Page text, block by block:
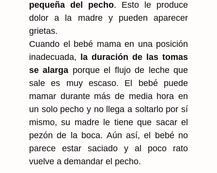
pequeña del pecho. Esto le produce
dolor a la madre y pueden aparecer
grietas.
Cuando el bebé mama en una posición
inadecuada, la duración de las tomas
se alarga porque el flujo de leche que
sale es muy escaso. El bebé puede
mamar durante más de media hora en
un solo pecho y no llega a soltarlo por sí
mismo, su madre le tiene que sacar el
pezón de la boca. Aún así, el bebé no
parece estar saciado y al poco rato
vuelve a demandar el pecho.